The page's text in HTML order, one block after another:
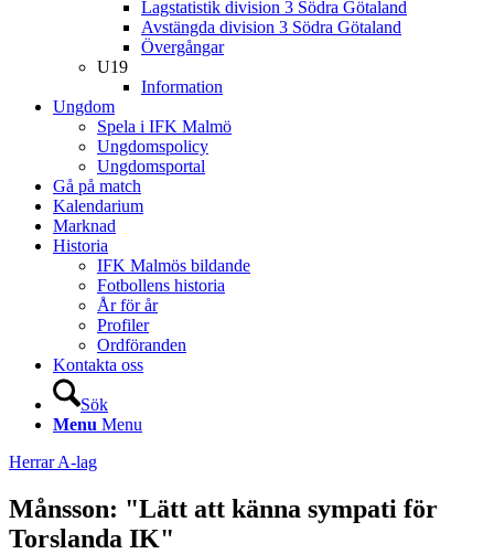
Lagstatistik division 3 Södra Götaland
Avstängda division 3 Södra Götaland
Övergångar
U19
Information
Ungdom
Spela i IFK Malmö
Ungdomspolicy
Ungdomsportal
Gå på match
Kalendarium
Marknad
Historia
IFK Malmös bildande
Fotbollens historia
År för år
Profiler
Ordföranden
Kontakta oss
Sök
Menu Menu
Herrar A-lag
Månsson: "Lätt att känna sympati för
Torslanda IK"